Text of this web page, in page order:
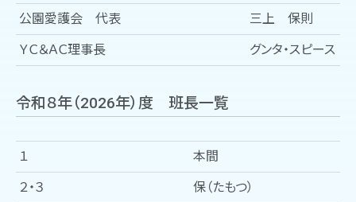
公園愛護会 代表 三上 保則
ＹＣ＆ＡＣ理事長 グンタ・スピース
令和８年（2026年）度 班長一覧
１ 本間
２・３ 保（たもつ）